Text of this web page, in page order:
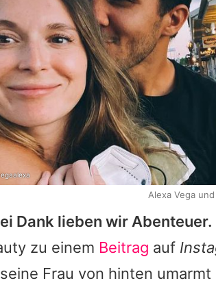
Dank lieben wir
zu einem Beitrag auf
Frau von hinten
Alexa Vega